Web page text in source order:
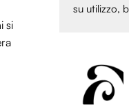
si
su utilizzo,